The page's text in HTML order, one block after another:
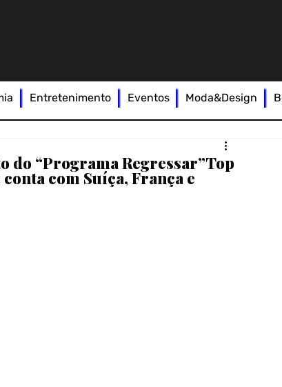
do “Programa Regressar”Top
com Suíça, França e
Entretenimento Eventos Moda&Design